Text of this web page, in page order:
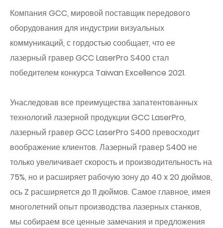
Компания GCC, мировой поставщик передового
оборудования для индустрии визуальных
коммуникаций, с гордостью сообщает, что ее
лазерный гравер GCC LaserPro S400 стал
победителем конкурса Taiwan Excellence 2021.
Унаследовав все преимущества запатентованных
технологий лазерной продукции GCC LaserPro,
лазерный гравер GCC LaserPro S400 превосходит
воображение клиентов. Лазерный гравер S400 не
только увеличивает скорость и производительность на
75%, но и расширяет рабочую зону до 40 x 20 дюймов,
ось Z расширяется до 11 дюймов. Самое главное, имея
многолетний опыт производства лазерных станков,
мы собираем все ценные замечания и предложения